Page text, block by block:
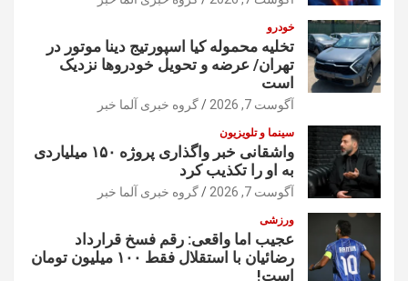
خودرو
تخلیه محموله کیا اسپورتیج دینا موتور در
تهران/ عرضه و تحویل خودروها نزدیک
است
آگوست 7, 2026 گروه خبری آلما خبر
سینما و تلویزیون
واشقانی خبر واگذاری پروژه ۱۵۰ میلیاردی
به او را تکذیب کرد
آگوست 7, 2026 گروه خبری آلما خبر
ورزشی
عجیب اما واقعی: رقم فسخ قرارداد
رضائیان با استقلال فقط ۱۰۰ میلیون تومان
است!